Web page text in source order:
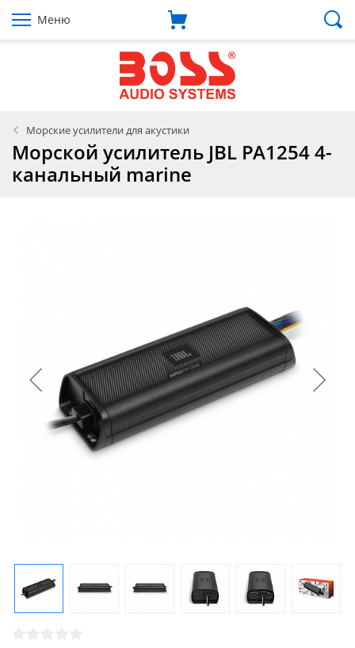
Меню
Морские усилители для акустики
Морской усилитель JBL PA1254 4-
канальный marine